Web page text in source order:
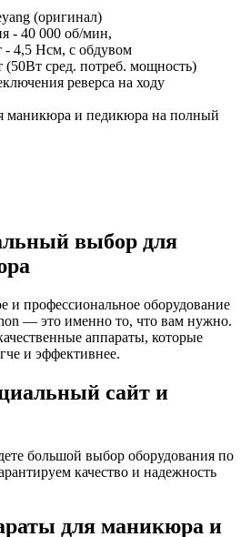
(оригинал)
- 40 000 об/мин,
4,5 Нсм, с обдувом
сред. потреб. мощность)
реверса на ходу
маникюра и педикюра на полный
выбор для
и профессиональное оборудование
— это именно то, что вам нужно.
аппараты, которые
и эффективнее.
сайт и
большой выбор оборудования по
качество и надежность
для маникюра и